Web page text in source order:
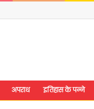
अपराध इतिहास के पन्ने